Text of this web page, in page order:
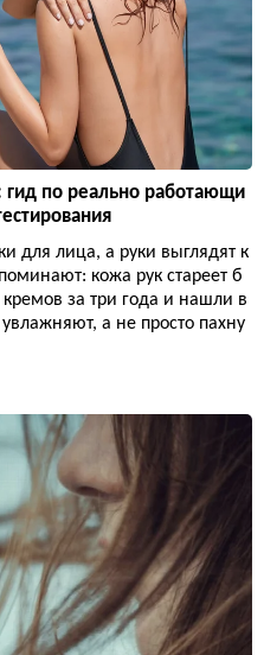
по реально работающи
для лица, а руки выглядят к
кожа рук стареет б
за три года и нашли в
а не просто пахну